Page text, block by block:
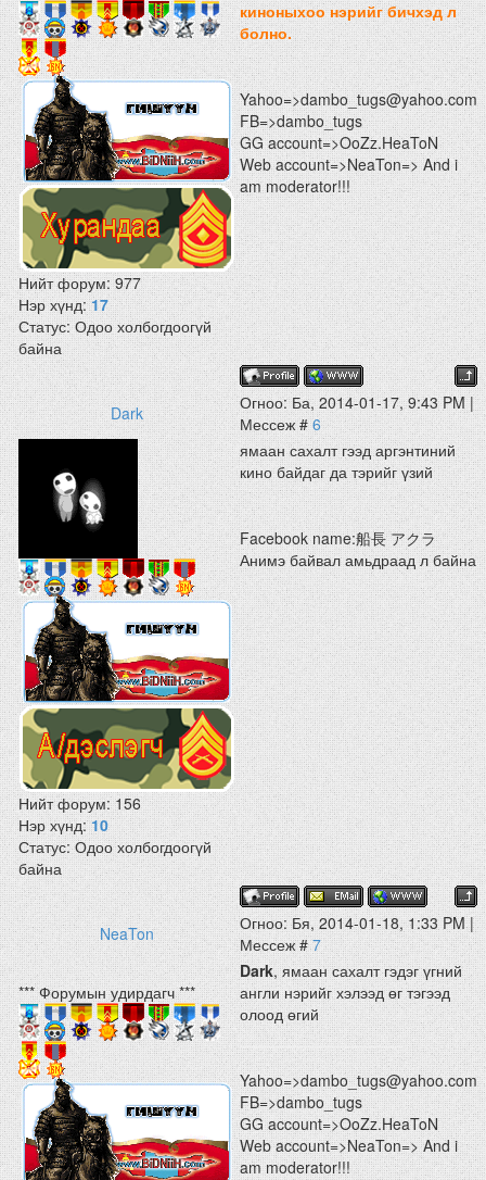
Нийт форум:977
Нэр хүнд:17
Статус:Одоо холбогдоогүй
байна
киноныхоо нэрийг бичхэд л
болно.
Yahoo=>dambo_tugs@yahoo.com
FB=>dambo_tugs
GG account=>OoZz.HeaToN
Web account=>NeaTon=> And i
am moderator!!!
Dark
Огноо: Ба, 2014-01-17, 9:43 PM |
Мессеж #6
Нийт форум:156
Нэр хүнд:10
Статус:Одоо холбогдоогүй
байна
ямаан сахалт гээд аргэнтиний
кино байдаг да тэрийг үзий
Facebook name:船長 アクラ
Анимэ байвал амьдраад л байна
NeaTon
Огноо: Бя, 2014-01-18, 1:33 PM |
Мессеж #7
*** Форумын удирдагч ***
Dark, ямаан сахалт гэдэг үгний
англи нэрийг хэлээд өг тэгээд
олоод өгий
Yahoo=>dambo_tugs@yahoo.com
FB=>dambo_tugs
GG account=>OoZz.HeaToN
Web account=>NeaTon=> And i
am moderator!!!